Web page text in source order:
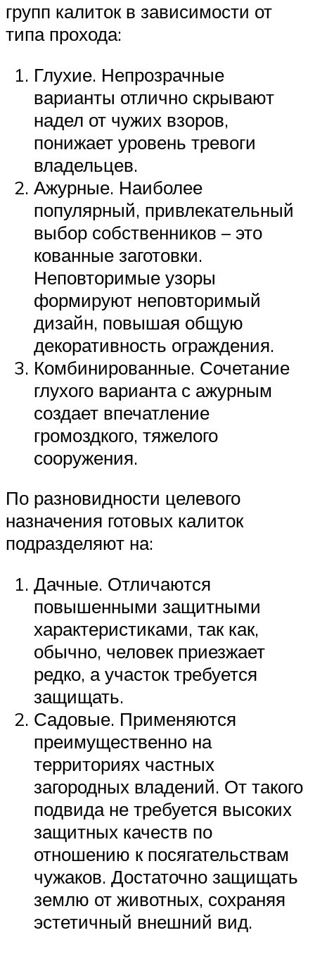
групп калиток в зависимости от
типа прохода:
Глухие. Непрозрачные
варианты отлично скрывают
надел от чужих взоров,
понижает уровень тревоги
владельцев.
Ажурные. Наиболее
популярный, привлекательный
выбор собственников – это
кованные заготовки.
Неповторимые узоры
формируют неповторимый
дизайн, повышая общую
декоративность ограждения.
Комбинированные. Сочетание
глухого варианта с ажурным
создает впечатление
громоздкого, тяжелого
сооружения.
По разновидности целевого
назначения готовых калиток
подразделяют на:
Дачные. Отличаются
повышенными защитными
характеристиками, так как,
обычно, человек приезжает
редко, а участок требуется
защищать.
Садовые. Применяются
преимущественно на
территориях частных
загородных владений. От такого
подвида не требуется высоких
защитных качеств по
отношению к посягательствам
чужаков. Достаточно защищать
землю от животных, сохраняя
эстетичный внешний вид.